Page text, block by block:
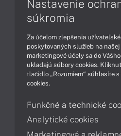
Obchodné informácie
Obsah
Ako nakupovať
Nastavenie
súkromia
Za účelom zlepšenia
poskytovaných služieb na
marketingové účely sa do
ukladajú súbory cookies.
tlačidlo „Rozumiem“ súhlasíte
cookies.
Funkčné a technické
Analytické cookies